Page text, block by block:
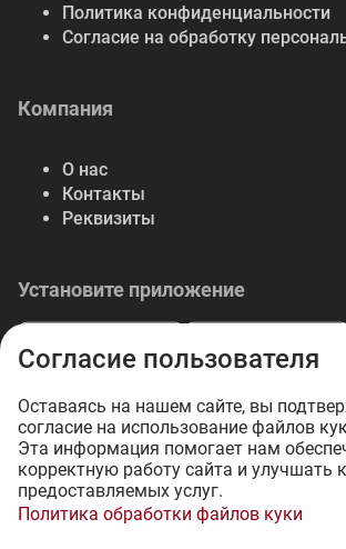
Политика конфиденциальности
Согласие на обработку
Компания
О нас
Контакты
Реквизиты
Установите приложение
© 2026 Либерте — весь спектр
материалов.
Интернет-магазин на 1С-Битрикс - 34web
Согласие пользователя
Оставаясь на нашем сайте, вы
согласие на использование файлов
Эта информация помогает нам
корректную работу сайта и улучшать
предоставляемых услуг.
Политика обработки файлов куки